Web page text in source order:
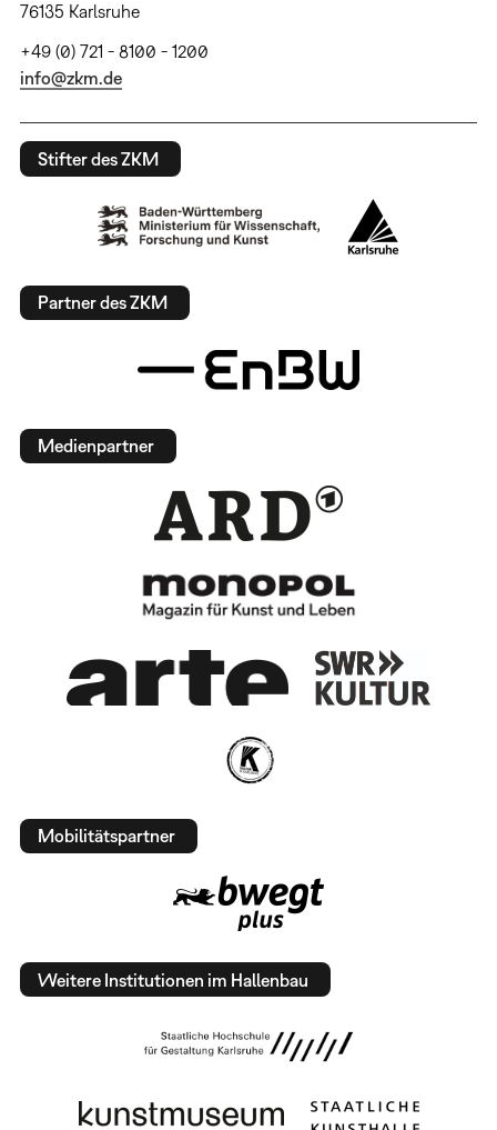
76135 Karlsruhe
+49 (0) 721 - 8100 - 1200
info@zkm.de
Stifter des ZKM
Partner des ZKM
Medienpartner
Mobilitätspartner
Weitere Institutionen im Hallenbau